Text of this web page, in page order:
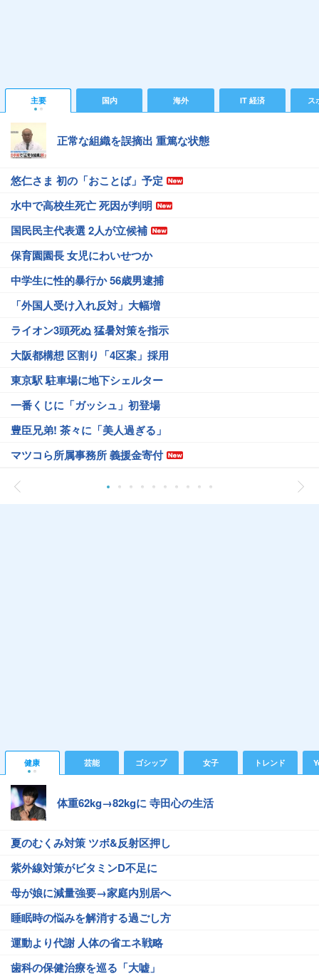
主要 国内 海外 IT 経済 ス
正常な組織を誤摘出 重篤な状態
悠仁さま 初の「おことば」予定
水中で高校生死亡 死因が判明
国民民主代表選 2人が立候補
保育園園長 女児にわいせつか
中学生に性的暴行か 56歳男逮捕
「外国人受け入れ反対」大幅増
ライオン3頭死ぬ 猛暑対策を指示
大阪都構想 区割り「4区案」採用
東京駅 駐車場に地下シェルター
一番くじに「ガッシュ」初登場
豊臣兄弟! 茶々に「美人過ぎる」
マツコら所属事務所 義援金寄付
健康 芸能 ゴシップ 女子 トレンド
体重62kg→82kgに 寺田心の生活
夏のむくみ対策 ツボ&反射区押し
紫外線対策がビタミンD不足に
母が娘に減量強要→家庭内別居へ
睡眠時の悩みを解消する過ごし方
運動より代謝 人体の省エネ戦略
歯科の保健治療を巡る「大嘘」